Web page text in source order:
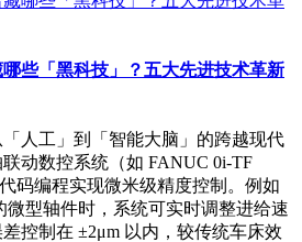
些「黑科技」？五大先进技术革新
人工」到「智能大脑」的跨越现代
动数控系统（如 FANUC 0i-TF
码编程实现微米级精度控制。例如
微型轴件时，系统可实时调整进给速
控制在 ±2μm 以内，较传统车床效